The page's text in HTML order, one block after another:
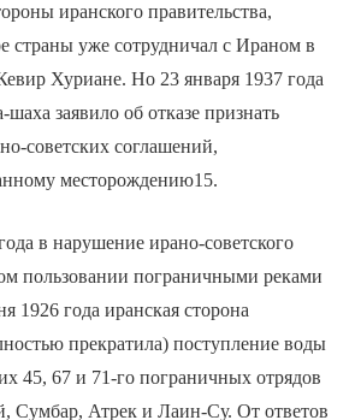
иранского правительства,
страны уже сотрудничал с Ираном в
Хуриане. Но 23 января 1937 года
шаха заявило об отказе признать
советских соглашений,
месторождению15.
в нарушение ирано-советского
пользовании пограничными реками
1926 года иранская сторона
прекратила) поступление воды
45, 67 и 71-го пограничных отрядов
Сумбар, Атрек и Лаин-Су. От ответов